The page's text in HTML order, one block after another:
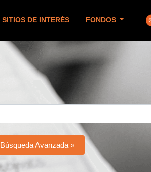
SITIOS DE INTERÉS FONDOS
Búsqueda Avanzada »